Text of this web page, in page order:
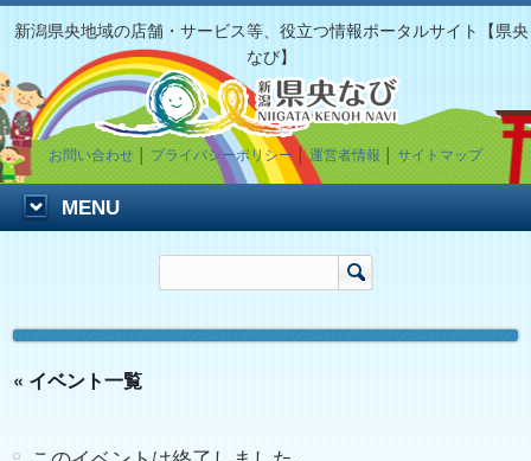
新潟県央地域の店舗・サービス等、役立つ情報ポータルサイト【県央
なび】
お問い合わせ プライバシーポリシー │運営者情報 サイトマップ
MENU
« イベント一覧